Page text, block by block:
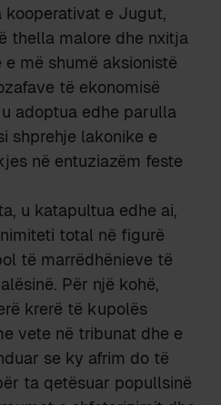
kooperativat e Jugut,
thella malore dhe nxitja
më shumë aksionistë
të ekonomisë
adoptua edhe parulla
shprehje lakonike e
në entuziazëm feste
u katapultua edhe ai,
total në figurë
të marrëdhënieve të
Për një kohë,
krerë të kupolës
vete në tribunat dhe e
se ky afrim do të
ta qetësuar popullsinë